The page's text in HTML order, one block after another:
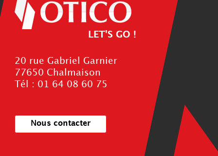
LET'S GO !
20 rue Gabriel Garnier
77650 Chalmaison
Tél : 01 64 08 60 75
Nous contacter